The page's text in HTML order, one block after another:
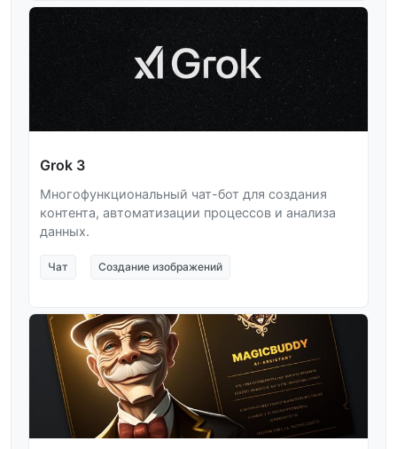
Grok 3
Многофункциональный чат-бот для создания
контента, автоматизации процессов и анализа
данных.
Чат Создание изображений